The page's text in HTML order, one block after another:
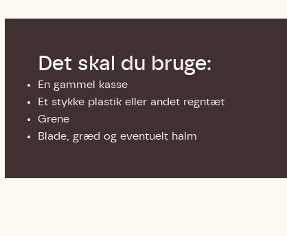
Det skal du bruge:
En gammel kasse
Et stykke plastik eller andet regntæt
Grene
Blade, græd og eventuelt halm